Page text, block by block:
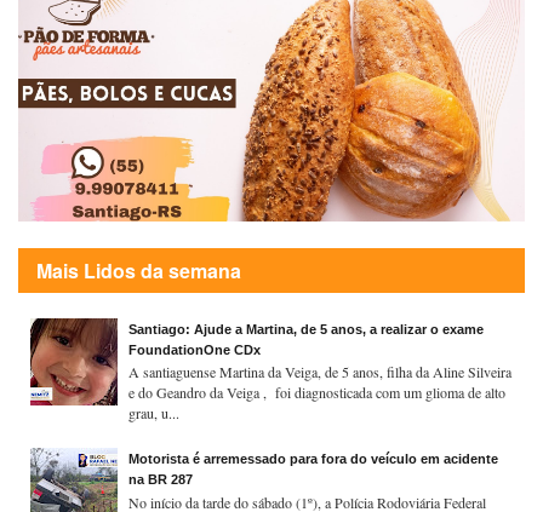
Mais Lidos da semana
Santiago: Ajude a Martina, de 5 anos, a realizar o exame
FoundationOne CDx
A santiaguense Martina da Veiga, de 5 anos, filha da Aline Silveira
e do Geandro da Veiga , foi diagnosticada com um glioma de alto
grau, u...
Motorista é arremessado para fora do veículo em acidente
na BR 287
No início da tarde do sábado (1º), a Polícia Rodoviária Federal